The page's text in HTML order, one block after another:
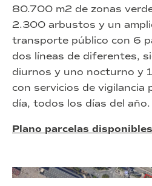
80.700 m2 de zonas
2.300 arbustos y un
transporte público con 6
dos líneas de diferentes,
diurnos y uno nocturno y
con servicios de vigilancia
día, todos los días del año.
Plano parcelas disponibles